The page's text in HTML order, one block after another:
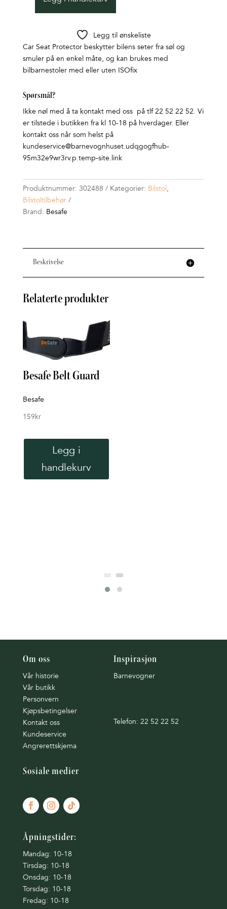
Bilsetebeskyttelse
antall
Legg til ønskeliste
Car Seat Protector beskytter bilens seter fra søl og
smuler på en enkel måte, og kan brukes med
bilbarnestoler med eller uten ISOfix
Spørsmål?
Ikke nøl med å ta kontakt med oss på tlf 22 52 22 52. Vi
er tilstede i butikken fra kl 10-18 på hverdager. Eller
kontakt oss når som helst på
kundeservice@barnevognhuset.udqgogfhub-
95m32e9wr3rv.p.temp-site.link
Produktnummer: 302488 Kategorier: Bilstol ,
Bilstoltilbehør
Brand: Besafe
Beskrivelse
Relaterte produkter
Besafe Belt Guard
Besafe
159kr
Legg i
handlekurv
Om oss
Vår historie
Vår butikk
Personvern
Kjøpsbetingelser
Kontakt oss
Kundeservice
Angrerettskjema
Inspirasjon
Barnevogner
Telefon: 22 52 22 52
Sosiale medier
Åpningstider:
Mandag: 10-18
Tirsdag: 10-18
Onsdag: 10-18
Torsdag: 10-18
Fredag: 10-18